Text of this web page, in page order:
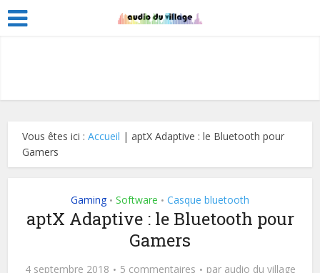
Vous êtes ici :Accueil |aptX Adaptive : le Bluetooth pour
Gamers
Gaming • Software • Casque bluetooth
aptX Adaptive : le Bluetooth pour
Gamers
4 septembre 2018 5 commentaires par audio du village